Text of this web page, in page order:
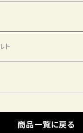
ド
ト
商品一覧に戻る